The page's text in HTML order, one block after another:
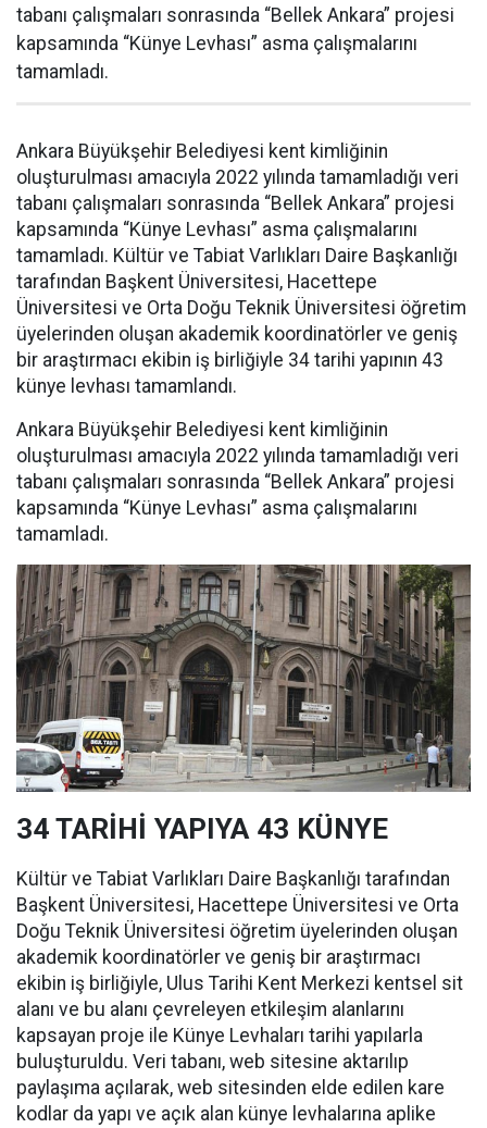
tabanı çalışmaları sonrasında “Bellek Ankara” projesi
kapsamında “Künye Levhası” asma çalışmalarını
tamamladı.
Ankara Büyükşehir Belediyesi kent kimliğinin
oluşturulması amacıyla 2022 yılında tamamladığı veri
tabanı çalışmaları sonrasında “Bellek Ankara” projesi
kapsamında “Künye Levhası” asma çalışmalarını
tamamladı. Kültür ve Tabiat Varlıkları Daire Başkanlığı
tarafından Başkent Üniversitesi, Hacettepe
Üniversitesi ve Orta Doğu Teknik Üniversitesi öğretim
üyelerinden oluşan akademik koordinatörler ve geniş
bir araştırmacı ekibin iş birliğiyle 34 tarihi yapının 43
künye levhası tamamlandı.
Ankara Büyükşehir Belediyesi kent kimliğinin
oluşturulması amacıyla 2022 yılında tamamladığı veri
tabanı çalışmaları sonrasında “Bellek Ankara” projesi
kapsamında “Künye Levhası” asma çalışmalarını
tamamladı.
34 TARİHİ YAPIYA 43 KÜNYE
Kültür ve Tabiat Varlıkları Daire Başkanlığı tarafından
Başkent Üniversitesi, Hacettepe Üniversitesi ve Orta
Doğu Teknik Üniversitesi öğretim üyelerinden oluşan
akademik koordinatörler ve geniş bir araştırmacı
ekibin iş birliğiyle, Ulus Tarihi Kent Merkezi kentsel sit
alanı ve bu alanı çevreleyen etkileşim alanlarını
kapsayan proje ile Künye Levhaları tarihi yapılarla
buluşturuldu. Veri tabanı, web sitesine aktarılıp
paylaşıma açılarak, web sitesinden elde edilen kare
kodlar da yapı ve açık alan künye levhalarına aplike